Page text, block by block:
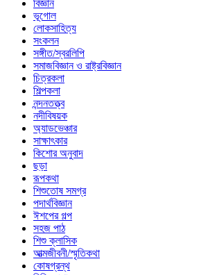
বিজ্ঞান
ভূগোল
লোকসাহিত্য
সংকলন
সঙ্গীত/স্বরলিপি
সমাজবিজ্ঞান ও রাষ্ট্রবিজ্ঞান
চিত্রকলা
শিল্পকলা
নন্দনতত্ত্ব
নদীবিষয়ক
অ্যাডভেঞ্চার
সাক্ষাৎকার
কিশোর অনুবাদ
ছড়া
রূপকথা
শিশুতোষ সমগ্র
পদার্থবিজ্ঞান
ঈশপের গল্প
সহজ পাঠ
শিশু ক্লাসিক
আত্মজীবনী/স্মৃতিকথা
কোষগ্রন্থ